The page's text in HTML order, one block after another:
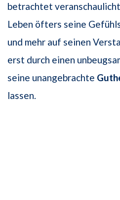
betrachtet
Leben öfters seine
und mehr auf seinen
erst durch einen
seine unangebrachte
lassen.